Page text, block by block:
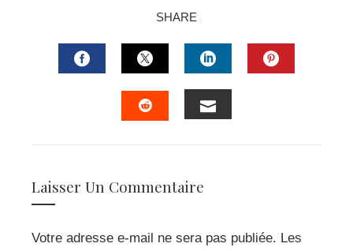
SHARE
FACEBOOKTWITTERLINKEDIN
Laisser Un Commentaire
Votre adresse e-mail ne sera pas publiée. Les